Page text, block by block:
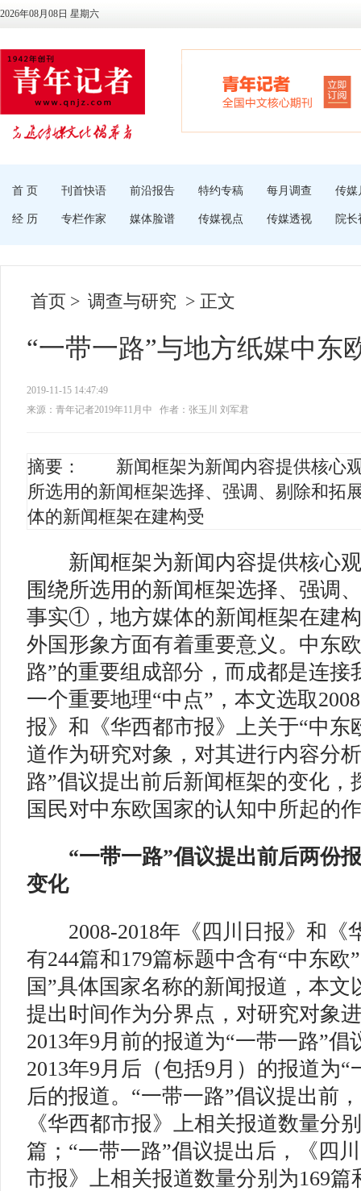
2026年08月08日 星期六
首 页 刊首快语 前沿报告 特约专稿 每月调查 传媒
经 历 专栏作家 媒体脸谱 传媒视点 传媒透视 院长
首页 > 调查与研究 > 正文
“一带一路”与地方纸媒中东
2019-11-15 14:47:49
来源：青年记者2019年11月中
作者：张玉川 刘军君
摘要： 新闻框架为新闻内容提供核心观
所选用的新闻框架选择、强调、剔除和拓
体的新闻框架在建构受
新闻框架为新闻内容提供核心
围绕所选用的新闻框架选择、强调
事实①，地方媒体的新闻框架在建
外国形象方面有着重要意义。中东
路”的重要组成部分，而成都是连接
一个重要地理“中点”，本文选取
报》和《华西都市报》上关于“中东
道作为研究对象，对其进行内容分
路”倡议提出前后新闻框架的变化，
国民对中东欧国家的认知中所起的
“一带一路”倡议提出前后两份
变化
2008-2018年《四川日报》和《
有244篇和179篇标题中含有“中东欧
国”具体国家名称的新闻报道，本文
提出时间作为分界点，对研究对象
2013年9月前的报道为“一带一路”
2013年9月后（包括9月）的报道为“
后的报道。“一带一路”倡议提出前
《华西都市报》上相关报道数量分
篇；“一带一路”倡议提出后，《四
市报》上相关报道数量分别为169篇